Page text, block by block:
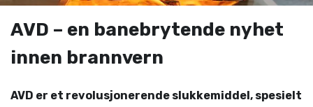
AVD – en banebrytende nyhet
innen brannvern
AVD er et revolusjonerende slukkemiddel, spesielt